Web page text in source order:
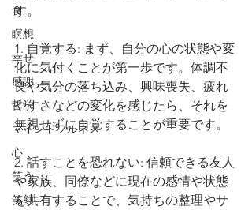
食
瞑想
幸せ
感謝
哲学
マインドフルネス
心
笑う
笑顔
す。
1. 自覚する: まず、自分の心の状態や変
化に気付くことが第一歩です。体調不
良や気分の落ち込み、興味喪失、疲れ
やすさなどの変化を感じたら、それを
無視せずに自覚することが重要です。
2. 話すことを恐れない: 信頼できる友人
や家族、同僚などに現在の感情や状態
を共有することで、気持ちの整理やサ